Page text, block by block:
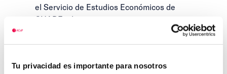
Tu privacidad es importante para nosotros
el Servicio de Estudios Económicos de
CHADE, el primero que tuvo una empresa
privada española, en 1927. Allí publicó, en
1929, su tesis doctoral. En CHADE se
constituyó el Centro de Estudios